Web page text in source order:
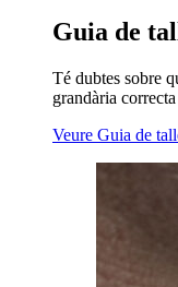
Guia de
Té dubtes sobre
grandària
Veure Guia de